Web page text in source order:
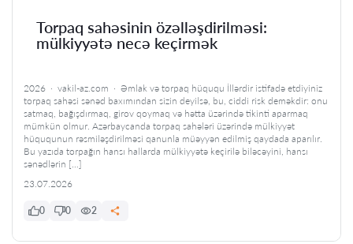
Torpaq sahəsinin özəlləşdirilməsi:
mülkiyyətə necə keçirmək
2026 · vakil-az.com · Əmlak və torpaq hüququ İllərdir istifadə etdiyiniz
torpaq sahəsi sənəd baxımından sizin deyilsə, bu, ciddi risk deməkdir: onu
satmaq, bağışdırmaq, girov qoymaq və hətta üzərində tikinti aparmaq
mümkün olmur. Azərbaycanda torpaq sahələri üzərində mülkiyyət
hüququnun rəsmiləşdirilməsi qanunla müəyyən edilmiş qaydada aparılır.
Bu yazıda torpağın hansı hallarda mülkiyyətə keçirilə biləcəyini, hansı
sənədlərin […]
23.07.2026
0 0 2